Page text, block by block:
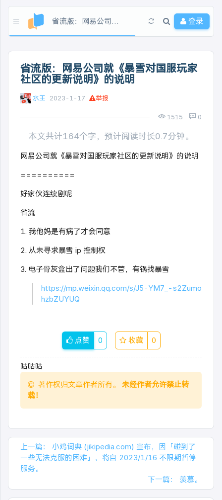
省流版：网易公司就《暴雪对国服玩家社区的更新说明》的说明 登录
省流版：网易公司就《暴雪对国服玩家
社区的更新说明》的说明
水王 2023-1-17 举报
1515 0
本文共计164个字，预计阅读时长0.7分钟。
网易公司就《暴雪对国服玩家社区的更新说明》的说明
==========
好家伙连续剧呢
省流
1. 我他妈是有病了才会同意
2. 从未寻求暴雪 ip 控制权
3. 电子骨灰盒出了问题我们不管，有锅找暴雪
https://mp.weixin.qq.com/s/J5-YM7_-s2Zumo
hzbZUYUQ
点赞 0 收藏 0
咕咕咕
著作权归文章作者所有。 未经作者允许禁止转
载！
上一篇：
小鸡词典 (jikipedia.com) 宣布，因「碰到了
一些无法克服的困难」，将自 2023/1/16 不限期暂停
服务。
下一篇：
羡慕。